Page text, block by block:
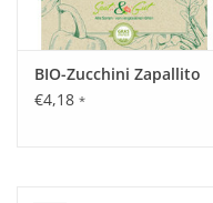
BIO-Zucchini Zapallito
€4,18 *